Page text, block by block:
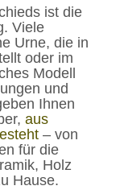
ist die
Viele
Urne, die in
oder im
Modell
und
Ihnen
aus
– von
für die
Holz
Hause.